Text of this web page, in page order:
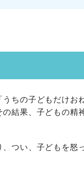
ちの子どもだけお
結果、子どもの精
つい、子どもを怒